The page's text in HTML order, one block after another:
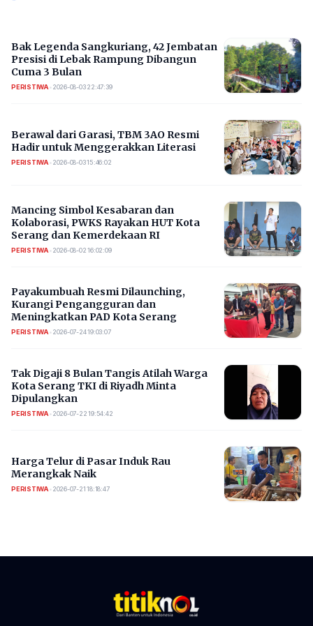
Bak Legenda Sangkuriang, 42 Jembatan
Presisi di Lebak Rampung Dibangun
Cuma 3 Bulan
PERISTIWA• 2026-08-03 22:47:39
Berawal dari Garasi, TBM 3AO Resmi
Hadir untuk Menggerakkan Literasi
PERISTIWA• 2026-08-03 15:46:02
Mancing Simbol Kesabaran dan
Kolaborasi, PWKS Rayakan HUT Kota
Serang dan Kemerdekaan RI
PERISTIWA• 2026-08-02 16:02:09
Payakumbuah Resmi Dilaunching,
Kurangi Pengangguran dan
Meningkatkan PAD Kota Serang
PERISTIWA• 2026-07-24 19:03:07
​Tak Digaji 8 Bulan Tangis Atilah Warga
Kota Serang TKI di Riyadh Minta
Dipulangkan
PERISTIWA• 2026-07-22 19:54:42
Harga Telur di Pasar Induk Rau
Merangkak Naik
PERISTIWA• 2026-07-21 18:18:47